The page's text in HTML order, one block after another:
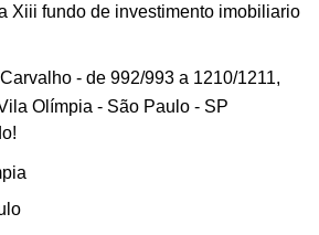
Xiii fundo de investimento imobiliario
- de 992/993 a 1210/1211,
Olímpia - São Paulo - SP